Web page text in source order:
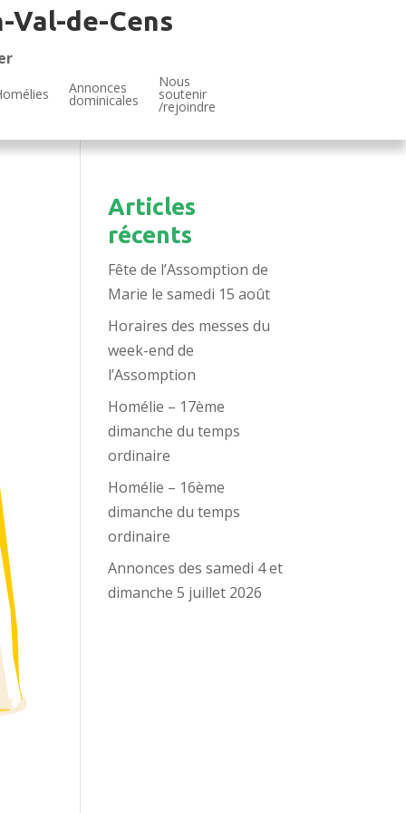
de-Cens
Annonces
dominicales
Nous
soutenir
/rejoindre
Articles
récents
Fête de l’Assomption de
Marie le samedi 15 août
Horaires des messes du
week-end de
l’Assomption
Homélie – 17ème
dimanche du temps
ordinaire
Homélie – 16ème
dimanche du temps
ordinaire
Annonces des samedi 4 et
dimanche 5 juillet 2026